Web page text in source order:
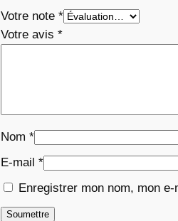
Votre note *
Votre avis *
Nom *
E-mail *
Enregistrer mon nom, mon